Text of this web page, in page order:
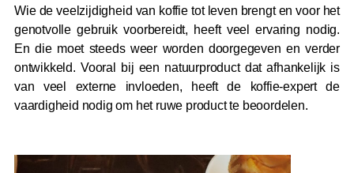
Wie de veelzijdigheid van koffie tot leven brengt en voor het
genotvolle gebruik voorbereidt, heeft veel ervaring nodig.
En die moet steeds weer worden doorgegeven en verder
ontwikkeld. Vooral bij een natuurproduct dat afhankelijk is
van veel externe invloeden, heeft de koffie-expert de
vaardigheid nodig om het ruwe product te beoordelen.